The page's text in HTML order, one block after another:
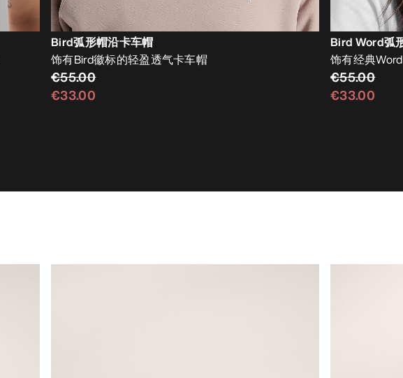
Bird弧形帽沿卡车帽
饰有Bird徽标的轻盈透气卡车帽
€55.00
€33.00
Bird Word弧
饰有经典
€55.00
€33.00